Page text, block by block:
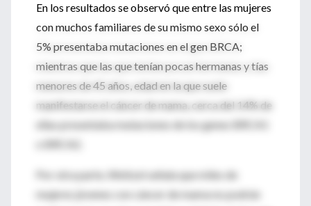
En los resultados se observó que entre las mujeres
con muchos familiares de su mismo sexo sólo el
5% presentaba mutaciones en el gen BRCA;
mientras que las que tenían pocas hermanas y tías
menores de 45 años, edad en la que suele
manifestarse el cáncer de mama, cerca del 14% de
ellas presentaba mutaciones de los genes BRCA1
o BRCA2.
Por otra parte, Weitzel señala que miles de
mujeres jóvenes con cáncer de mama no podrán